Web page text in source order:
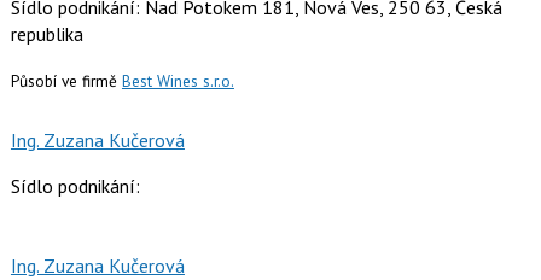
Sídlo podnikání: Nad Potokem 181, Nová Ves, 250 63, Česká
republika
Působí ve firmě Best Wines s.r.o.
Ing. Zuzana Kučerová
Sídlo podnikání:
Ing. Zuzana Kučerová